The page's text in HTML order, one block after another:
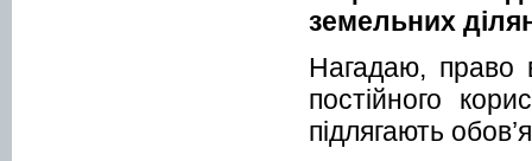
земельних
Нагадаю, право
постійного
підлягають